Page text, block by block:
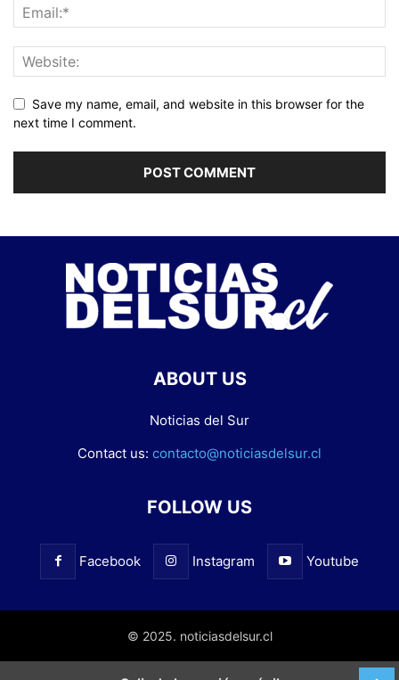
Save my name, email, and website in this browser for the
next time I comment.
ABOUT US
Noticias del Sur
Contact us: contacto@noticiasdelsur.cl
FOLLOW US
Facebook Instagram Youtube
© 2025. noticiasdelsur.cl